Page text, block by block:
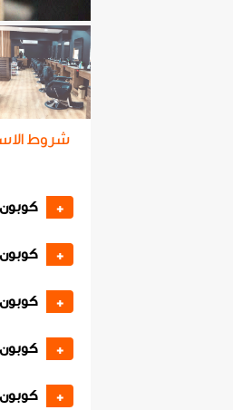
شروط
+
+
+
+
+